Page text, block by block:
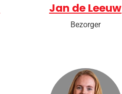
Jan de Leeuw
Bezorger